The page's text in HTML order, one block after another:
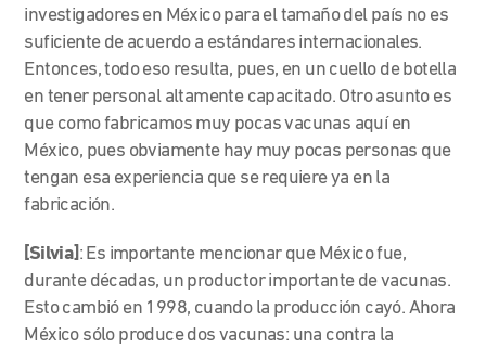
investigadores en México para el tamaño del país no es
suficiente de acuerdo a estándares internacionales.
Entonces, todo eso resulta, pues, en un cuello de botella
en tener personal altamente capacitado. Otro asunto es
que como fabricamos muy pocas vacunas aquí en
México, pues obviamente hay muy pocas personas que
tengan esa experiencia que se requiere ya en la
fabricación.
[Silvia] : Es importante mencionar que México fue,
durante décadas, un productor importante de vacunas.
Esto cambió en 1998, cuando la producción cayó. Ahora
México sólo produce dos vacunas: una contra la